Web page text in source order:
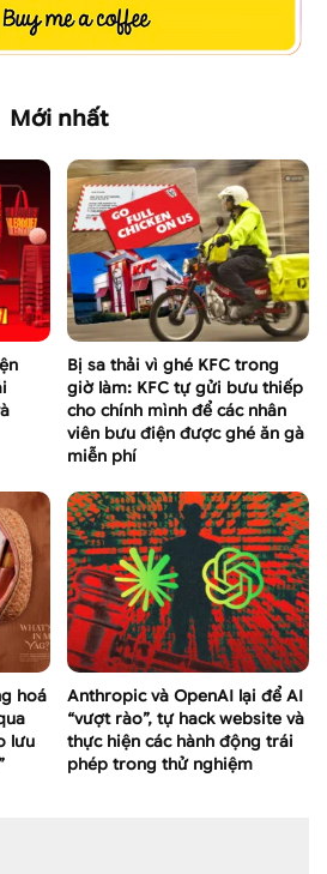
Mới nhất
Bị sa thải vì ghé KFC trong
giờ làm: KFC tự gửi bưu thiếp
cho chính mình để các nhân
viên bưu điện được ghé ăn gà
miễn phí
hoá
lưu
Anthropic và OpenAI lại để AI
“vượt rào”, tự hack website và
thực hiện các hành động trái
phép trong thử nghiệm